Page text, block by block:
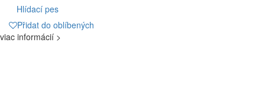
Hlídací pes
Přidat do oblíbených
viac informácií >